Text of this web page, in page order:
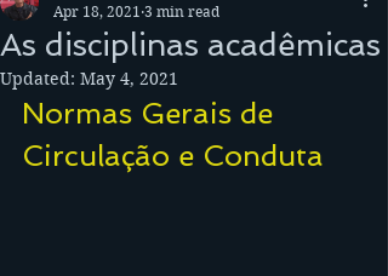
As disciplinas acadêmicas
Apr 18, 2021 3 min read
Updated: May 4, 2021
Normas Gerais de
Circulação e Conduta